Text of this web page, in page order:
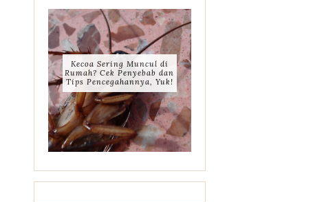
Kecoa Sering Muncul di
Rumah? Cek Penyebab dan
Tips Pencegahannya, Yuk!